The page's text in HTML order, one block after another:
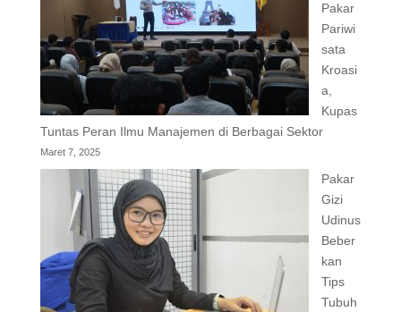
Pakar
Pariwi
sata
Kroasi
a,
Kupas
Tuntas Peran Ilmu Manajemen di Berbagai Sektor
Maret 7, 2025
Pakar
Gizi
Udinus
Beber
kan
Tips
Tubuh